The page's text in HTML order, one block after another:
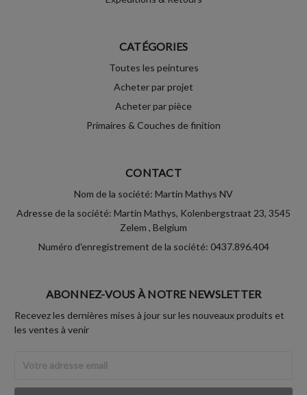
CATÉGORIES
Toutes les peintures
Acheter par projet
Acheter par pièce
Primaires & Couches de finition
CONTACT
Nom de la société: Martin Mathys NV
Adresse de la société: Martin Mathys, Kolenbergstraat 23, 3545
Zelem , Belgium
Numéro d'enregistrement de la société: 0437.896.404
ABONNEZ-VOUS À NOTRE NEWSLETTER
Recevez les dernières mises à jour sur les nouveaux produits et
les ventes à venir
Email